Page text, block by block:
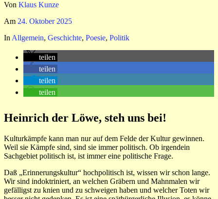
Von Klaus Kunze
Am 24. Oktober 2025
In Allgemein, Geschichte, Poesie, Politik
teilen
teilen
teilen
teilen
Heinrich der Löwe, steh uns bei!
Kulturkämpfe kann man nur auf dem Felde der Kultur gewinnen.
Weil sie Kämpfe sind, sind sie immer politisch. Ob irgendein
Sachgebiet politisch ist, ist immer eine politische Frage.
Daß „Erinnerungskultur“ hochpolitisch ist, wissen wir schon lange.
Wir sind indoktriniert, an welchen Gräbern und Mahnmalen wir
gefälligst zu knien und zu schweigen haben und welcher Toten wir